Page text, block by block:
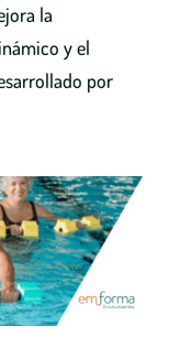
la
y el
por